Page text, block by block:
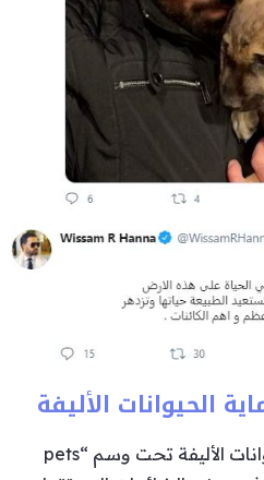
الحيوانات الأليفة
تمّ إطلاق حملة لحماية الحيوانات الأليفة تحت وسم “pets